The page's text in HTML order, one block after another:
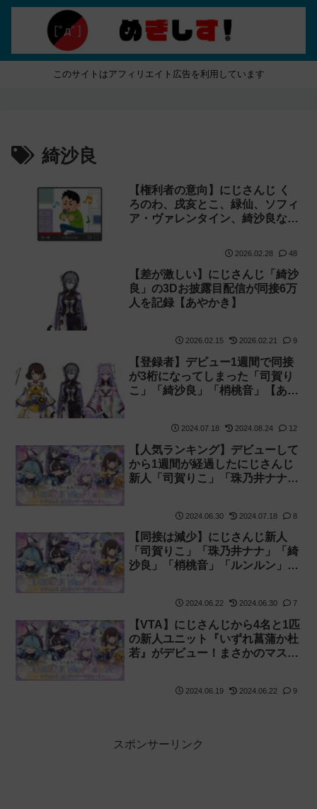
このサイトはアフィリエイト広告を利用しています
綺沙良
【権利者の意向】にじさんじ く
ろのわ、戌亥とこ、緑仙、ソフィ
ア・ヴァレンタイン、綺沙良など
2026.02.28 48
【差が激しい】にじさんじ「綺沙
良」の3Dお披露目配信が同接6万
人を記録【あやかき】
2026.02.15 2026.02.21 9
【登録者】デビュー1週間で同接
が3桁になってしまった「司賀り
こ」「綺沙良」「梢桃音」【あや
2024.07.18 2024.08.24 12
【人気ランキング】デビューして
から1週間が経過したにじさんじ
新人「司賀りこ」「珠乃井ナナ」
較してみた【あやかき】
2024.06.30 2024.07.18 8
【同接は減少】にじさんじ新人
「司賀りこ」「珠乃井ナナ」「綺
沙良」「梢桃音」「ルンルン」の
2024.06.22 2024.06.30 7
【VTA】にじさんじから4名と1匹
の新人ユニット『いずれ菖蒲か杜
若』がデビュー！まさかのマスコ
2024.06.19 2024.06.22 9
スポンサーリンク